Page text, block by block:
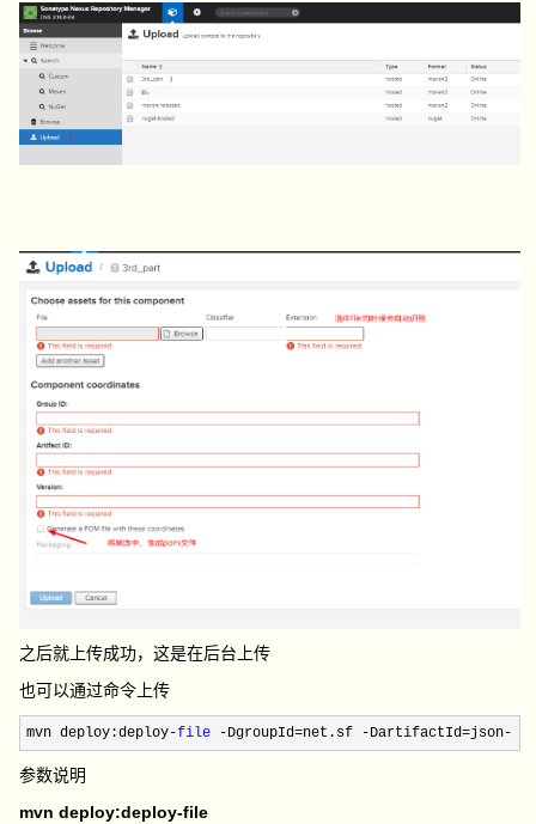
之后就上传成功，这是在后台上传
也可以通过命令上传
mvn deploy:deploy-file -DgroupId=net.sf -DartifactId=json-
参数说明
mvn deploy:deploy-file